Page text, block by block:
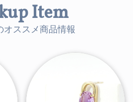
Item
オススメ商品情報